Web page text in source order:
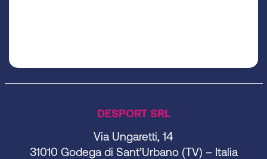
DESPORT SRL
Via Ungaretti, 14
31010 Godega di Sant’Urbano (TV) – Italia